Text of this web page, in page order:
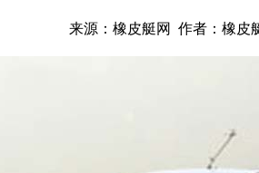
来源：橡皮艇网 作者：橡皮